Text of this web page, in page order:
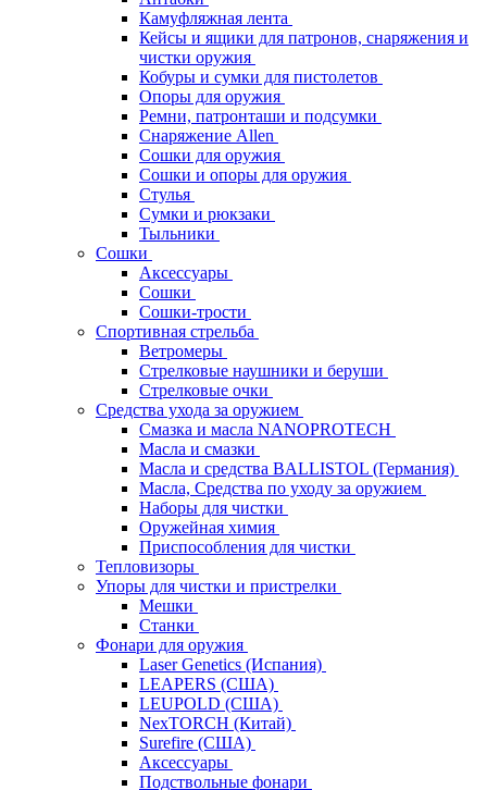
Камуфляжная лента
Кейсы и ящики для патронов, снаряжения и
чистки оружия
Кобуры и сумки для пистолетов
Опоры для оружия
Ремни, патронташи и подсумки
Снаряжение Allen
Сошки для оружия
Сошки и опоры для оружия
Стулья
Сумки и рюкзаки
Тыльники
Сошки
Аксессуары
Сошки
Сошки-трости
Спортивная стрельба
Ветромеры
Стрелковые наушники и беруши
Стрелковые очки
Средства ухода за оружием
Смазка и масла NANOPROTECH
Масла и смазки
Масла и средства BALLISTOL (Германия)
Масла, Средства по уходу за оружием
Наборы для чистки
Оружейная химия
Приспособления для чистки
Тепловизоры
Упоры для чистки и пристрелки
Мешки
Станки
Фонари для оружия
Laser Genetics (Испания)
LEAPERS (США)
LEUPOLD (США)
NexTORCH (Китай)
Surefire (США)
Аксессуары
Подствольные фонари